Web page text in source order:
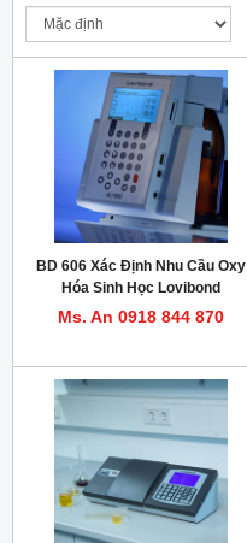
BD 606 Xác Định Nhu Cầu Oxy
Hóa Sinh Học Lovibond
Ms. An 0918 844 870